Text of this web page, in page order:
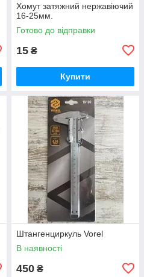
Хомут затяжний нержавіючий
16-25мм.
Готово до відправки
15 ₴
Купити
Штангенциркуль Vorel
В наявності
450 ₴